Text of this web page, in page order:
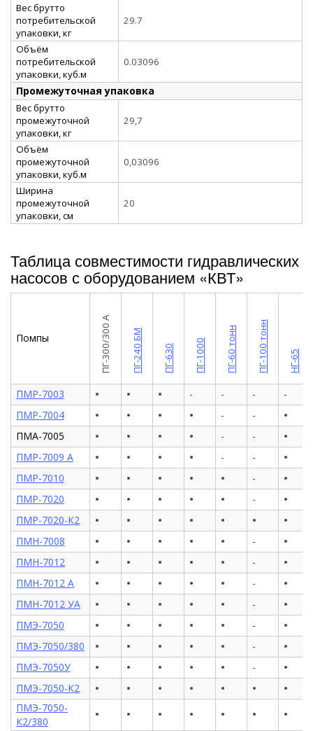
Вес брутто
потребительской
упаковки, кг
29.7
Объём
потребительской
упаковки, куб.м
0.03096
Промежуточная упаковка
Вес брутто
промежуточной
упаковки, кг
29,7
Объём
промежуточной
упаковки, куб.м
0,03096
Ширина
промежуточной
упаковки, см
20
Таблица совместимости гидравлических
насосов с оборудованием «КВТ»
Помпы ПГ-300/300 А ПГ-240 БМ ПГ-630 ПГ-1000 ПГ-60 тонн ПГ-100 тонн НГ-65
ПМР-7003 • • • - - -
-
ПМР-7004
• • • • - - •
ПМА-7005 • • • • - - •
ПМР-7009 А • • • • - - •
ПМР-7010 • • • • • - •
ПМР-7020 • • • • • - •
ПМР-7020-К2 • • • • • • •
ПМН-7008 • • • • • - •
ПМН-7012 • • • • • - •
ПМН-7012 А • • • • • - •
ПМН-7012 УА • • • • • - •
ПМЭ-7050 • • • • • - •
ПМЭ-7050/380 • • • • • - •
ПМЭ-7050У • • • • • - •
ПМЭ-7050-К2 • • • • • • •
ПМЭ-7050-
К2/380
• • • • • • •